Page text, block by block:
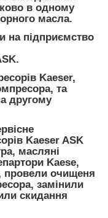
в одному
масла.
на підприємство
Kaeser,
та
другому
Kaeser ASK
масляні
Kaese,
провели очищеня
замінили
скидання